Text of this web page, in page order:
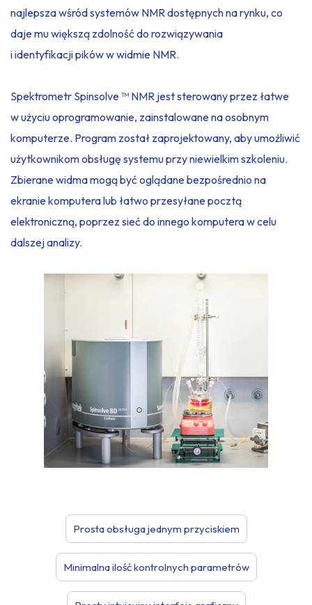
najlepsza wśród systemów NMR dostępnych na rynku, co
daje mu większą zdolność do rozwiązywania
i identyfikacji pików w widmie NMR.
Spektrometr Spinsolve ™ NMR jest sterowany przez łatwe
w użyciu oprogramowanie, zainstalowane na osobnym
komputerze. Program został zaprojektowany, aby umożliwić
użytkownikom obsługę systemu przy niewielkim szkoleniu.
Zbierane widma mogą być oglądane bezpośrednio na
ekranie komputera lub łatwo przesyłane pocztą
elektroniczną, poprzez sieć do innego komputera w celu
dalszej analizy.
Prosta obsługa jednym przyciskiem
Minimalna ilość kontrolnych parametrów